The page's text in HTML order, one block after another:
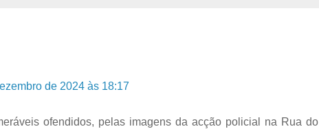
de 2024 às 18:17
ofendidos, pelas imagens da acção policial na Rua do